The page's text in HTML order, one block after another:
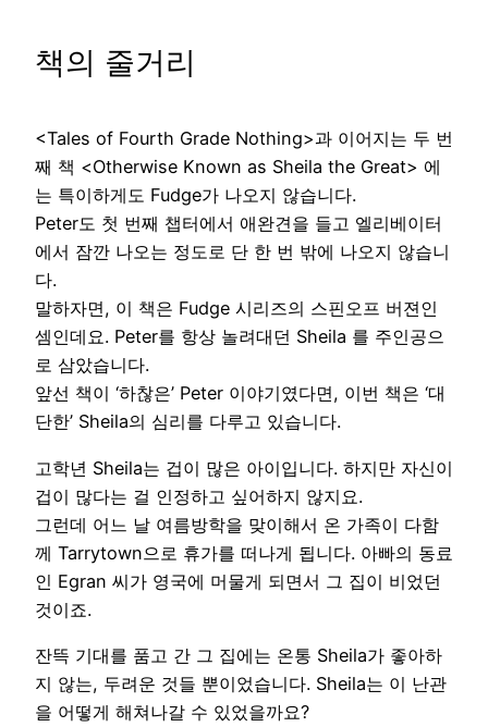
책의 줄거리
<Tales of Fourth Grade Nothing>과 이어지는 두 번
째 책 <Otherwise Known as Sheila the Great> 에
는 특이하게도 Fudge가 나오지 않습니다.
Peter도 첫 번째 챕터에서 애완견을 들고 엘리베이터
에서 잠깐 나오는 정도로 단 한 번 밖에 나오지 않습니
다.
말하자면, 이 책은 Fudge 시리즈의 스핀오프 버젼인
셈인데요. Peter를 항상 놀려대던 Sheila 를 주인공으
로 삼았습니다.
앞선 책이 ‘하찮은’ Peter 이야기였다면, 이번 책은 ‘대
단한’ Sheila의 심리를 다루고 있습니다.
고학년 Sheila는 겁이 많은 아이입니다. 하지만 자신이
겁이 많다는 걸 인정하고 싶어하지 않지요.
그런데 어느 날 여름방학을 맞이해서 온 가족이 다함
께 Tarrytown으로 휴가를 떠나게 됩니다. 아빠의 동료
인 Egran 씨가 영국에 머물게 되면서 그 집이 비었던
것이죠.
잔뜩 기대를 품고 간 그 집에는 온통 Sheila가 좋아하
지 않는, 두려운 것들 뿐이었습니다. Sheila는 이 난관
을 어떻게 해쳐나갈 수 있었을까요?